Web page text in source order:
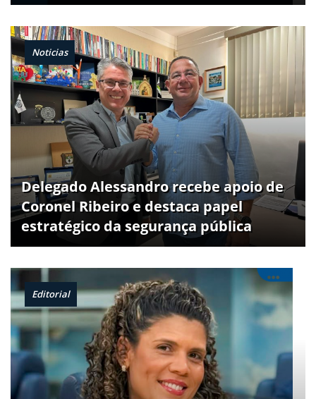
Noticias
Delegado Alessandro recebe apoio de
Coronel Ribeiro e destaca papel
estratégico da segurança pública
Editorial